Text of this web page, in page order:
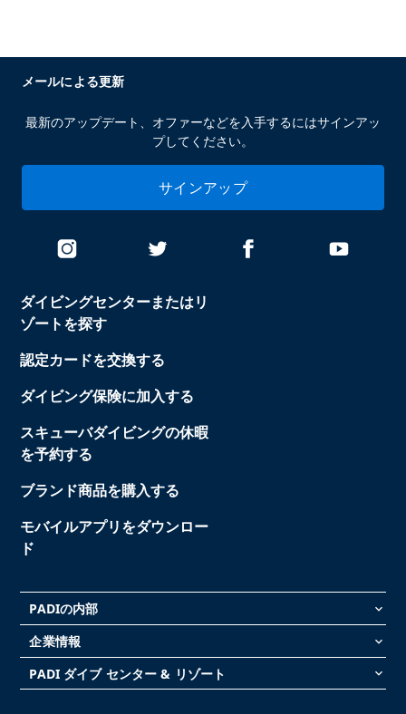
ダイビングセンターまたはリ
ゾートを探す
認定カードを交換する
ダイビング保険に加入する
スキューバダイビングの休暇
を予約する
ブランド商品を購入する
モバイルアプリをダウンロー
ド
PADIの内部 keyboard_arrow_down
企業情報 keyboard_arrow_down
PADI ダイブ センター & リゾート keyboard_arrow_down
メールによる更新
最新のアップデート、オファーなどを入手するにはサインアッ
プしてください。
サインアップ